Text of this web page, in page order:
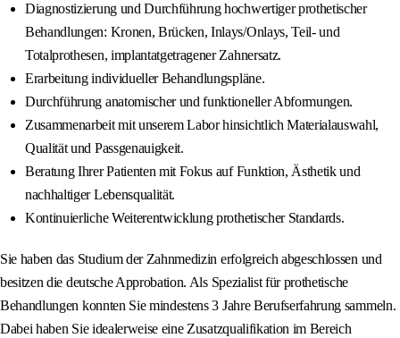
Diagnostizierung und Durchführung hochwertiger prothetischer
Behandlungen: Kronen, Brücken, Inlays/Onlays, Teil‑ und
Totalprothesen, implantatgetragener Zahnersatz.
Erarbeitung individueller Behandlungspläne.
Durchführung anatomischer und funktioneller Abformungen.
Zusammenarbeit mit unserem Labor hinsichtlich Materialauswahl,
Qualität und Passgenauigkeit.
Beratung Ihrer Patienten mit Fokus auf Funktion, Ästhetik und
nachhaltiger Lebensqualität.
Kontinuierliche Weiterentwicklung prothetischer Standards.
Sie haben das Studium der Zahnmedizin erfolgreich abgeschlossen und
besitzen die deutsche Approbation. Als Spezialist für prothetische
Behandlungen konnten Sie mindestens 3 Jahre Berufserfahrung sammeln.
Dabei haben Sie idealerweise eine Zusatzqualifikation im Bereich